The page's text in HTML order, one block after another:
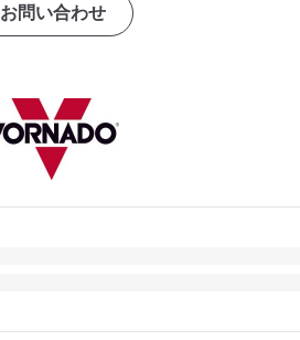
お問い合わせ